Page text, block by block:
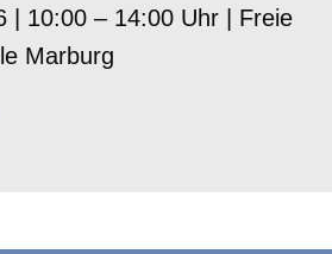
| 10:00 – 14:00 Uhr | Freie
Marburg